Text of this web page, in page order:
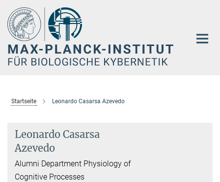
Hauptinhalt
Startseite Leonardo Casarsa Azevedo
Leonardo Casarsa
Azevedo
Alumni Department Physiology of
Cognitive Processes